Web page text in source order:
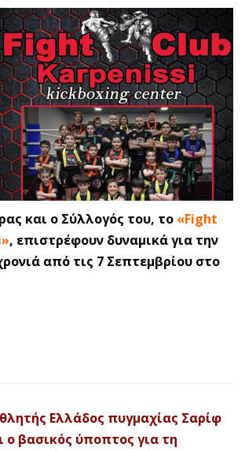
και ο Σύλλογός του, το «Fight
, επιστρέφουν δυναμικά για την
από τις 7 Σεπτεμβρίου στο
Ελλάδος πυγμαχίας Σαρίφ
ο βασικός ύποπτος για τη